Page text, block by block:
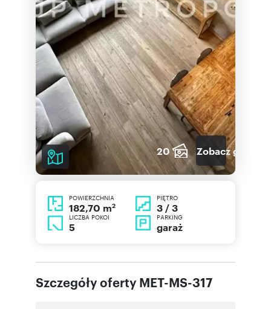
20 Zobacz galerię
POWIERZCHNIA
182,70 m2
PIĘTRO
3 / 3
LICZBA POKOI
5
PARKING
garaż
Szczegóły oferty MET-MS-317